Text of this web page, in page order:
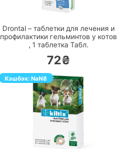
ПЕРЕЙТИ
Drontal – таблетки для лечения и
профилактики гельминтов у котов
, 1 таблетка Табл.
72₴
Кэшбэк:NaN₴
ПЕРЕЙТИ